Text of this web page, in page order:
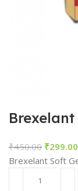
₹450.00 ₹299.00
Brexelant Soft